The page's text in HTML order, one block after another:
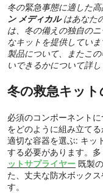
冬の緊急事態に適した
ン メディカルはあなた
は、冬の備えの独自の
なキットを提供していま
製品について、またこ
いできるかについて詳し
冬の救急キッ
必須のコンポーネント
をどのように組み立てる
適切な容器を選ぶ: キッ
する必要があります。
ットサプライヤー 既製
た、丈夫な防水ボック
す。